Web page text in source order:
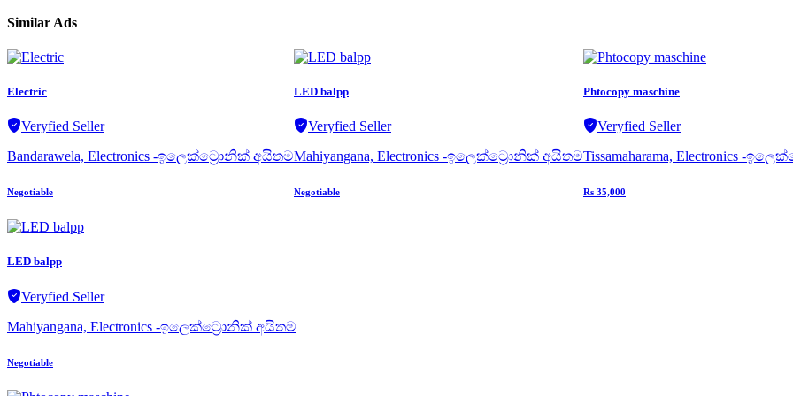
Similar Ads
Electric
Veryfied Seller
Bandarawela, Electronics -ඉලෙක්ට්‍රොනික් අයිතම
Negotiable
LED balpp
Veryfied Seller
Mahiyangana, Electronics -ඉලෙක්ට්‍රොනික් අයිතම
Negotiable
Phtocopy maschine
Veryfied Seller
Tissamaharama, Electronics -
Rs 35,000
LED balpp
Veryfied Seller
Mahiyangana, Electronics -ඉලෙක්ට්‍රොනික් අයිතම
Negotiable